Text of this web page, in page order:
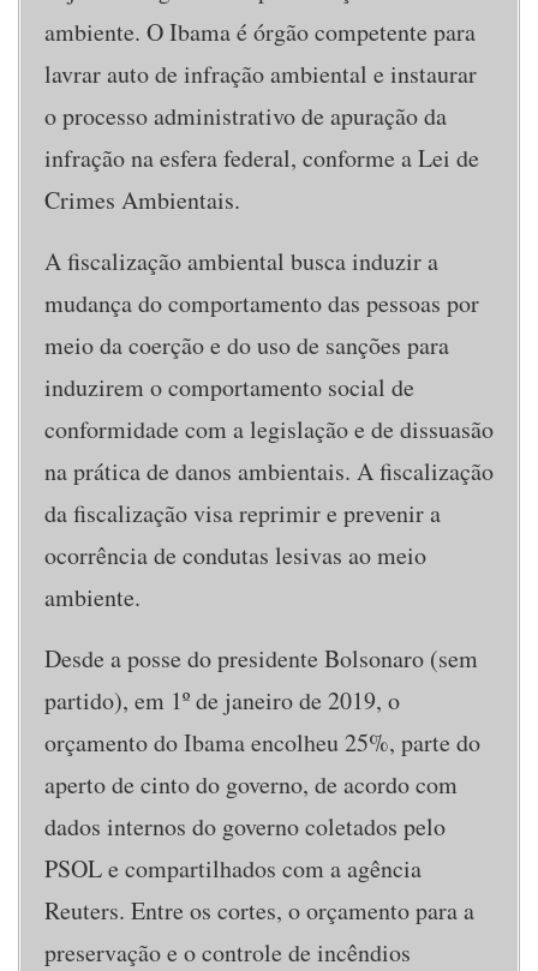
ambiente. O Ibama é órgão competente para
lavrar auto de infração ambiental e instaurar
o processo administrativo de apuração da
infração na esfera federal, conforme a Lei de
Crimes Ambientais.
A fiscalização ambiental busca induzir a
mudança do comportamento das pessoas por
meio da coerção e do uso de sanções para
induzirem o comportamento social de
conformidade com a legislação e de dissuasão
na prática de danos ambientais. A fiscalização
da fiscalização visa reprimir e prevenir a
ocorrência de condutas lesivas ao meio
ambiente.
Desde a posse do presidente Bolsonaro (sem
partido), em 1º de janeiro de 2019, o
orçamento do Ibama encolheu 25%, parte do
aperto de cinto do governo, de acordo com
dados internos do governo coletados pelo
PSOL e compartilhados com a agência
Reuters. Entre os cortes, o orçamento para a
preservação e o controle de incêndios